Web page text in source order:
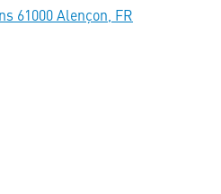
61000 Alençon, FR